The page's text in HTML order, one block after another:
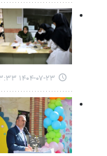
۱۴۰۴-۰۷-۲۳ ۱۳:۳۳